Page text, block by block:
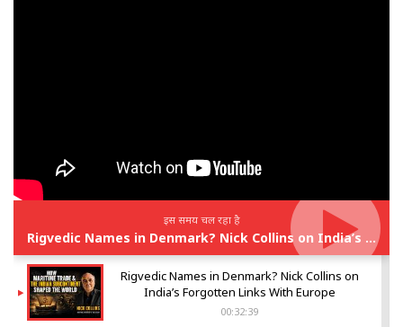
इस समय चल रहा है
Rigvedic Names in Denmark? Nick Collins on India’s Forgotten Links With Europe
Rigvedic Names in Denmark? Nick Collins on
India’s Forgotten Links With Europe
00:32:39